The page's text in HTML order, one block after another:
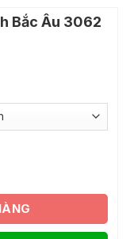
Bắc Âu 3062
phong cách Bắc